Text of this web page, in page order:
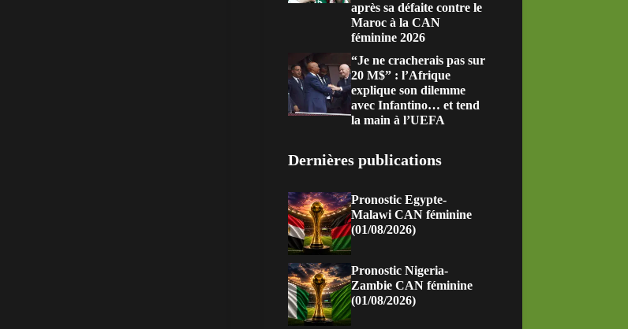
après sa défaite contre le
Maroc à la CAN
féminine 2026
“Je ne cracherais pas sur
20 M$” : l’Afrique
explique son dilemme
avec Infantino… et tend
la main à l’UEFA
Dernières publications
Pronostic Egypte-
Malawi CAN féminine
(01/08/2026)
Pronostic Nigeria-
Zambie CAN féminine
(01/08/2026)